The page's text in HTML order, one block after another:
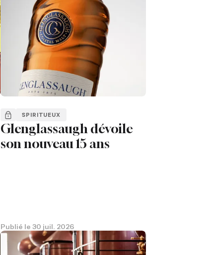
SPIRITUEUX
Glenglassaugh dévoile
son nouveau 15 ans
Publié le 30 juil. 2026